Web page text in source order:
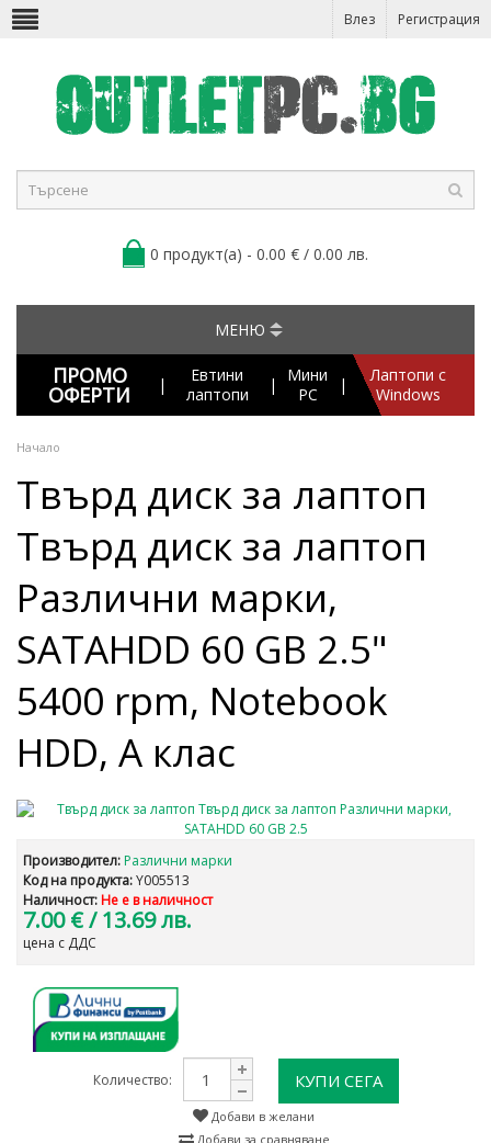
Влез Регистрация
0 продукт(а) - 0.00 € / 0.00 лв.
МЕНЮ
ПРОМО
ОФЕРТИ |
Евтини
лаптопи
|
Мини
PC
|
Лаптопи с
Windows
Начало
Твърд диск за лаптоп
Твърд диск за лаптоп
Различни марки,
SATAHDD 60 GB 2.5"
5400 rpm, Notebook
HDD, А клас
Производител: Различни марки
Код на продукта:Y005513
Наличност: Не е в наличност
7.00 €/ 13.69 лв.
цена с ДДС
Количество: КУПИ СЕГА
Добави в желани
Добави за сравняване